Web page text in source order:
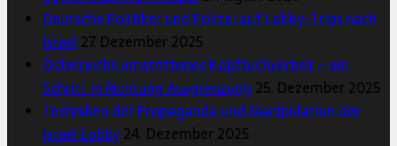
Deutsche Politiker und Polizei auf Lobby-Trips nach
Israel 27. Dezember 2025
Österreichs umstrittenes Kopftuchverbot – ein
Schritt in Richtung Ausgrenzung 25. Dezember 2025
Techniken der Propaganda und Manipulation der
Israel Lobby24. Dezember 2025